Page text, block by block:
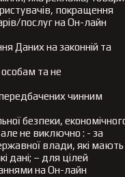
покращення
послуг на Он-лайн
Даних на законній та
та не
чинним
безпеки,
не виключно : - за
влади, які мають
дані; – для цілей
на Он-лайн